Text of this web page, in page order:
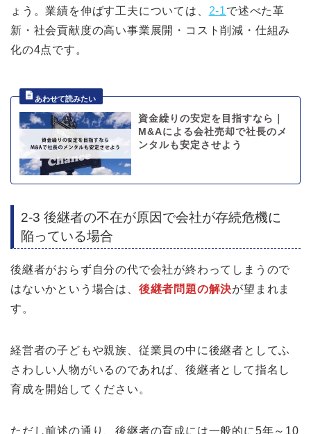
ょう。業績を伸ばす工夫については、 2-1で述べた革
新・社会貢献度の高い事業展開・コスト削減・仕組み
化の4点です。
資金繰りの安定を目指すなら｜
M&Aによる会社売却で社長のメ
ンタルも安定させよう
2-3 後継者の不在が原因で会社が存続危機に
陥っている場合
後継者がおらず自分の代で会社が終わってしまうので
はないかという場合は、 後継者問題の解決が望まれま
す。
経営者の子どもや親族、従業員の中に後継者としてふ
さわしい人物がいるのであれば、後継者として指名し
育成を開始してください。
ただし前述の通り、後継者の育成には一般的に5年～10